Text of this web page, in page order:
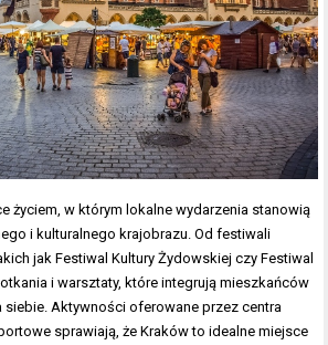
życiem, w którym lokalne wydarzenia stanowią
i kulturalnego krajobrazu. Od festiwali
jak Festiwal Kultury Żydowskiej czy Festiwal
i warsztaty, które integrują mieszkańców
Aktywności oferowane przez centra
sprawiają, że Kraków to idealne miejsce